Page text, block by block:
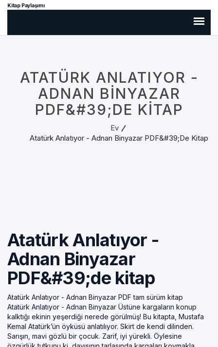
Kitap Paylaşımı
ATATÜRK ANLATIYOR -
ADNAN BINYAZAR
PDF&#39;DE KITAP
Ev
Atatürk Anlatıyor - Adnan Binyazar PDF&#39;de Kitap
Atatürk Anlatıyor -
Adnan Binyazar
PDF&#39;de kitap
Atatürk Anlatıyor - Adnan Binyazar PDF tam sürüm kitap
Atatürk Anlatıyor - Adnan Binyazar Üstüne kargaların konup
kalktığı ekinin yeşerdiği nerede görülmüş! Bu kitapta, Mustafa
Kemal Atatürk’ün öyküsü anlatılıyor. Skirt de kendi dilinden.
Sarışın, mavi gözlü bir çocuk. Zarif, iyi yürekli. Öylesine